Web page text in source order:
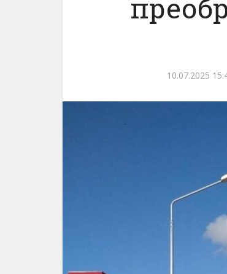
10.07.2025